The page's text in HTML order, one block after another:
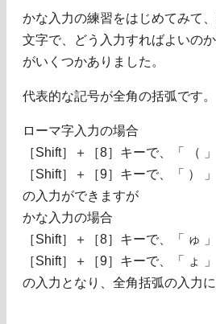
かな入力の練習をはじめてみて
文字で、どう入力すればよいの
がいくつかありました。
代表的な記号が全角の括弧です。
ローマ字入力の場合
［Shift］＋［8］キーで、「 （
［Shift］＋［9］キーで、「 ）
の入力ができますが
かな入力の場合
［Shift］＋［8］キーで、「 ゅ 」
［Shift］＋［9］キーで、「 ょ 」
の入力となり、全角括弧の入力に